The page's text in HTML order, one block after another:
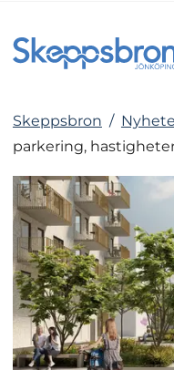
Skeppsbron /
parkering,